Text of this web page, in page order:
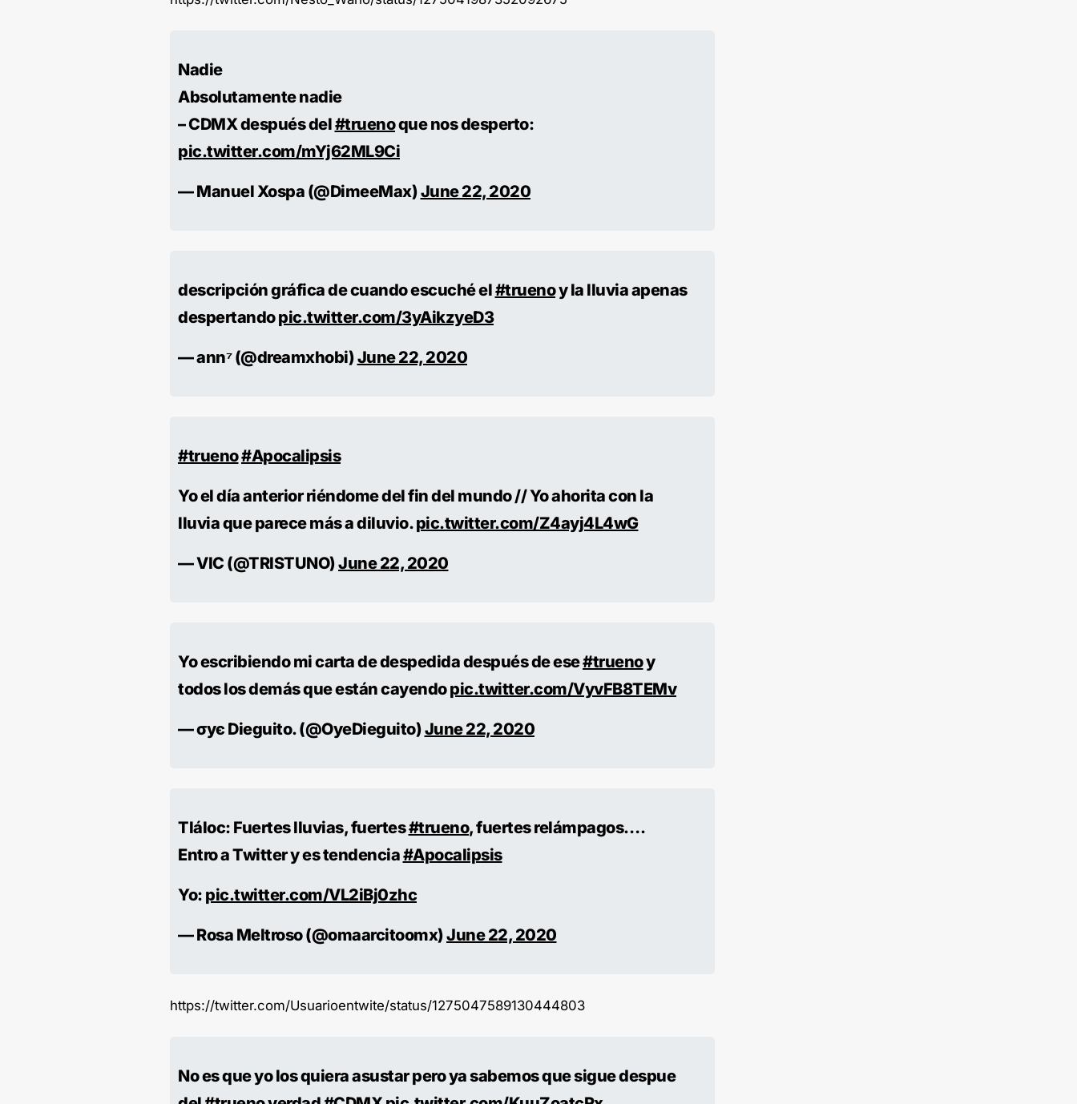
Nadie
Absolutamente nadie
– CDMX después del#truenoque nos desperto:
pic.twitter.com/mYj62ML9Ci
— Manuel Xospa (@DimeeMax)June 22, 2020
descripción gráfica de cuando escuché el#truenoy la lluvia apenas
despertandopic.twitter.com/3yAikzyeD3
— ann⁷ (@dreamxhobi)June 22, 2020
#trueno#Apocalipsis
Yo el día anterior riéndome del fin del mundo // Yo ahorita con la
lluvia que parece más a diluvio.pic.twitter.com/Z4ayj4L4wG
— VIC (@TRISTUNO)June 22, 2020
Yo escribiendo mi carta de despedida después de ese#truenoy
todos los demás que están cayendopic.twitter.com/VyvFB8TEMv
— σyє Dieguito. (@OyeDieguito)June 22, 2020
Tláloc: Fuertes lluvias, fuertes#trueno, fuertes relámpagos….
Entro a Twitter y es tendencia#Apocalipsis
Yo: pic.twitter.com/VL2iBj0zhc
— Rosa Meltroso (@omaarcitoomx)June 22, 2020
https://twitter.com/Usuarioentwite/status/1275047589130444803
No es que yo los quiera asustar pero ya sabemos que sigue despue